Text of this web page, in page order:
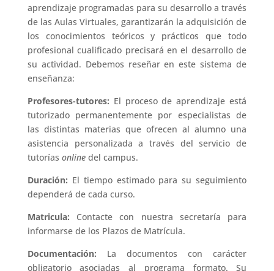
aprendizaje programadas para su desarrollo a través
de las Aulas Virtuales, garantizarán la adquisición de
los conocimientos teóricos y prácticos que todo
profesional cualificado precisará en el desarrollo de
su actividad. Debemos reseñar en este sistema de
enseñanza:
Profesores-tutores: El proceso de aprendizaje está
tutorizado permanentemente por especialistas de
las distintas materias que ofrecen al alumno una
asistencia personalizada a través del servicio de
tutorías onlinedel campus.
Duración: El tiempo estimado para su seguimiento
dependerá de cada curso.
Matricula: Contacte con nuestra secretaría para
informarse de los Plazos de Matrícula.
Documentación: La documentos con carácter
obligatorio asociadas al programa formato. Su